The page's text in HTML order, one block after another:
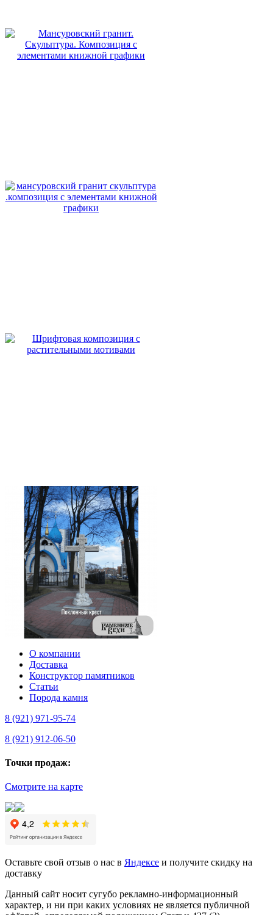
О компании
Доставка
Конструктор памятников
Статьи
Порода камня
8 (921) 971-95-74
8 (921) 912-06-50
Точки продаж:
Смотрите на карте
Оставьте свой отзыв о нас в Яндексе и получите скидку на
доставку
Данный сайт носит сугубо рекламно-информационный
характер, и ни при каких условиях не является публичной